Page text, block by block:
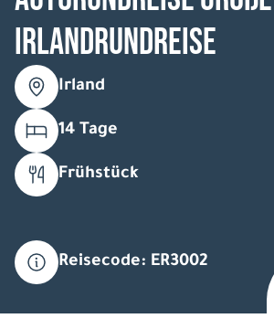
Irlandrundreise
Irland
14 Tage
Frühstück
Reisecode: ER3002